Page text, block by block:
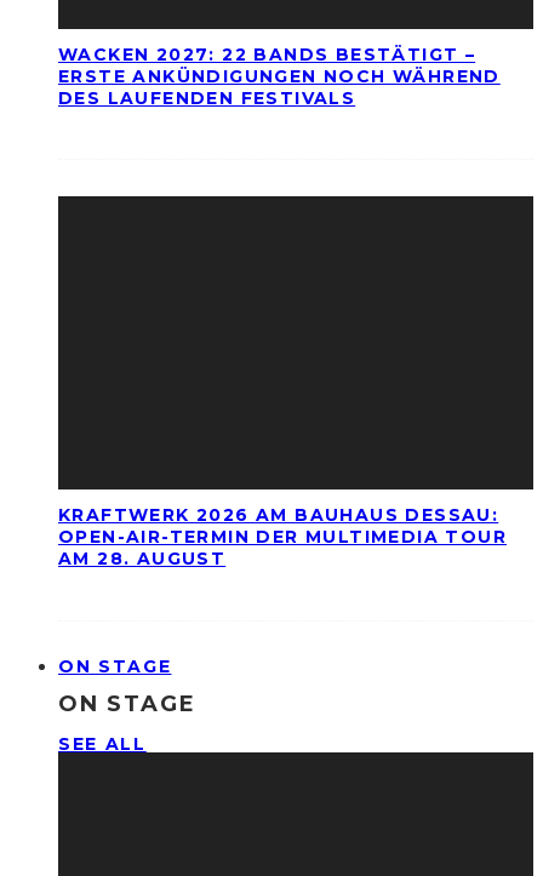
WACKEN 2027: 22 BANDS BESTÄTIGT –
ERSTE ANKÜNDIGUNGEN NOCH WÄHREND
DES LAUFENDEN FESTIVALS
KRAFTWERK 2026 AM BAUHAUS DESSAU:
OPEN-AIR-TERMIN DER MULTIMEDIA TOUR
AM 28. AUGUST
ON STAGE
ON STAGE
SEE ALL